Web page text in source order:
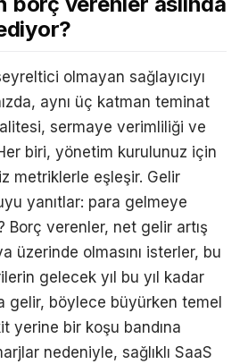
olmayan sağlayıcıyı
aynı üç katman teminat
sermaye verimliliği ve
biri, yönetim kurulunuz için
metriklerle eşleşir. Gelir
yanıtlar: para gelmeye
Borç verenler, net gelir artış
üzerinde olmasını isterler, bu
gelecek yıl bu yıl kadar
gelir, böylece büyürken temel
yerine bir koşu bandına
nedeniyle, sağlıklı SaaS